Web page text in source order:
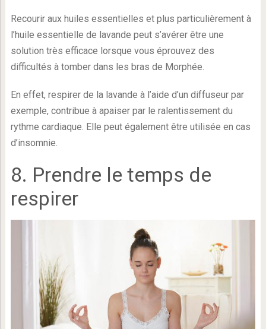
Recourir aux huiles essentielles et plus particulièrement à
l’huile essentielle de lavande peut s’avérer être une
solution très efficace lorsque vous éprouvez des
difficultés à tomber dans les bras de Morphée.
En effet, respirer de la lavande à l’aide d’un diffuseur par
exemple, contribue à apaiser par le ralentissement du
rythme cardiaque. Elle peut également être utilisée en cas
d’insomnie.
8. Prendre le temps de
respirer